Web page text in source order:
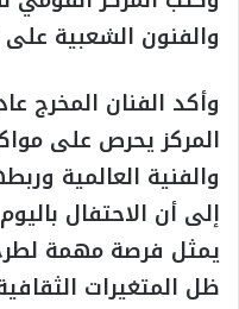
والفنون الشعبية
وأكد الفنان المخرج
المركز يحرص على
والفنية العالمية
إلى أن الاحتفال
يمثل فرصة مهمة
ظل المتغيرات